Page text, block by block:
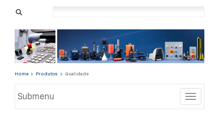
Home Produtos Qualidade
Toggle
Submenu